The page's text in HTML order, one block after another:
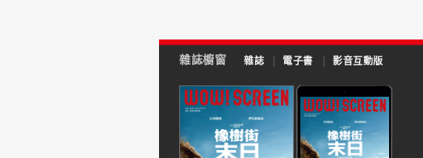
雜誌櫥窗 雜誌 | 電子書 | 影音互動版